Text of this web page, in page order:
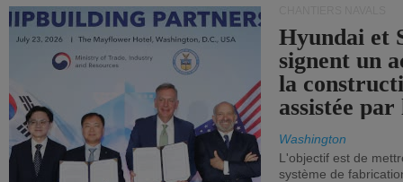
Hyundai et
signent un
la
assistée
Washington
L'objectif est de
système de